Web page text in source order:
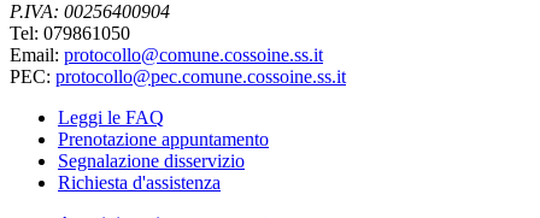
P.IVA: 00256400904
Tel: 079861050
Email: protocollo@comune.cossoine.ss.it
PEC: protocollo@pec.comune.cossoine.ss.it
Leggi le FAQ
Prenotazione appuntamento
Segnalazione disservizio
Richiesta d'assistenza